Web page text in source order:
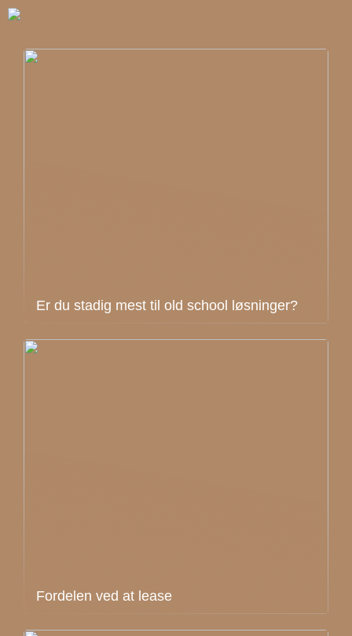
Er du stadig mest til old school løsninger?
Fordelen ved at lease